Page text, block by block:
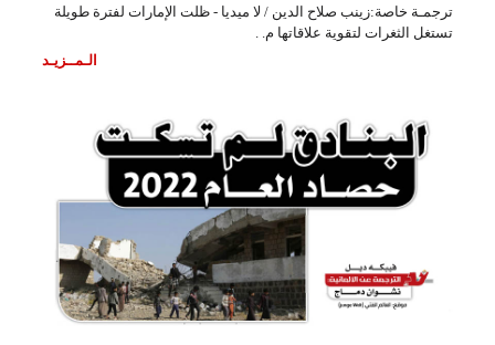
ترجمـة خاصة:زينب صلاح الدين / لا ميديا - ظلت الإمارات لفترة طويلة
تستغل الثغرات لتقوية علاقاتها م. .
الـمــزيـد